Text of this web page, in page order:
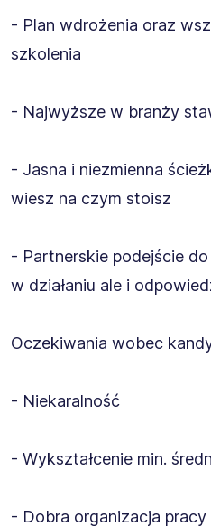
- Plan wdrożenia oraz
szkolenia
- Najwyższe w branży
- Jasna i niezmienna
wiesz na czym stoisz
- Partnerskie podejście
w działaniu ale i
Oczekiwania wobec
- Niekaralność
- Wykształcenie min.
- Dobra organizacja pracy